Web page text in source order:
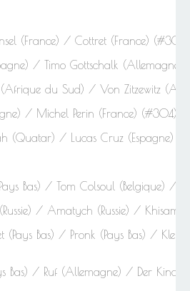
(France) / Cottret (France)
/ Timo Gottschalk
du Sud) / Von Zitzewitz
/ Michel Perin (France) (#304)
(Quatar) / Lucas Cruz (Espagne)
Bas) / Tom Colsoul (Belgique) /
/ Amatych (Russie) /
Bas) / Pronk (Pays Bas) /
Bas) / Ruf (Allemagne) / Der